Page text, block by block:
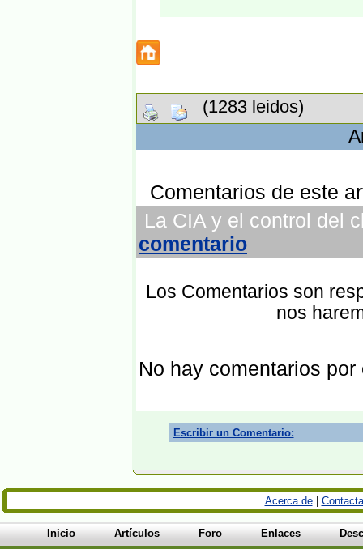
(1283 leidos)
Comentarios de este
La CIA y el control del
comentario
Los Comentarios son
nos
No hay comentarios por
Escribir un Comentario:
Acerca de|
Inicio Artículos Foro Enlaces